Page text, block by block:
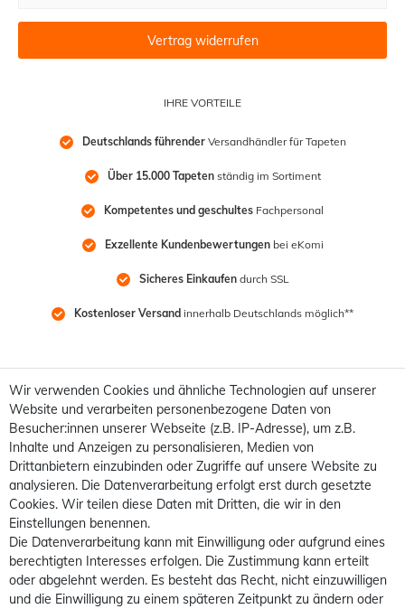
IHRE VORTEILE
Deutschlands führender Versandhändler für Tapeten
Über 15.000 Tapeten ständig im Sortiment
Kompetentes und geschultes Fachpersonal
Exzellente Kundenbewertungen bei eKomi
Sicheres Einkaufen durch SSL
Kostenloser Versand innerhalb Deutschlands möglich**
Vertrag widerrufen
Wir verwenden Cookies und ähnliche Technologien auf unserer
Website und verarbeiten personenbezogene Daten von
Besucher:innen unserer Webseite (z.B. IP-Adresse), um z.B.
Inhalte und Anzeigen zu personalisieren, Medien von
Drittanbietern einzubinden oder Zugriffe auf unsere Website zu
analysieren. Die Datenverarbeitung erfolgt erst durch gesetzte
Cookies. Wir teilen diese Daten mit Dritten, die wir in den
Einstellungen benennen.
Die Datenverarbeitung kann mit Einwilligung oder aufgrund eines
berechtigten Interesses erfolgen. Die Zustimmung kann erteilt
oder abgelehnt werden. Es besteht das Recht, nicht einzuwilligen
und die Einwilligung zu einem späteren Zeitpunkt zu ändern oder